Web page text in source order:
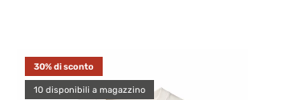
30% di sconto
10 disponibili a magazzino